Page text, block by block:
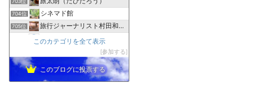
704位 シネマド館
705位 旅行ジャーナリスト村田和子のブログ
東南アジア半年生活の旅行記と食べ歩きグルメ地図
えりおのトラベルブログ
このカテゴリを全て表示
参加する
このブログに投票する